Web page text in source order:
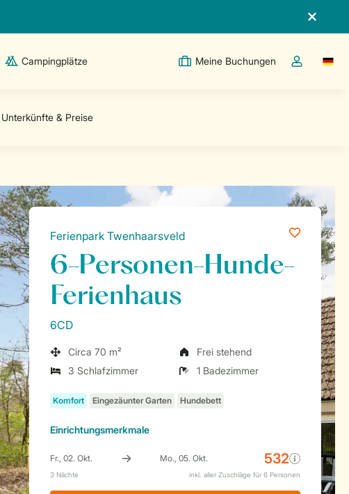
Campingplätze Meine Buchungen
Dropdown-
Ferienpark Twenhaarsveld
6-Personen-Hunde-
Ferienhaus
6CD
Circa 70 m²
Frei stehend
3 Schlafzimmer
1 Badezimmer
Einrichtungsmerkmale